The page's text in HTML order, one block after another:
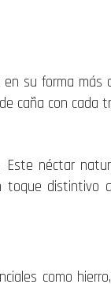
su forma más
caña con cada
Este néctar
toque distintivo
como